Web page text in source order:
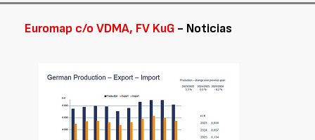
Euromap c/o VDMA, FV KuG - Noticias